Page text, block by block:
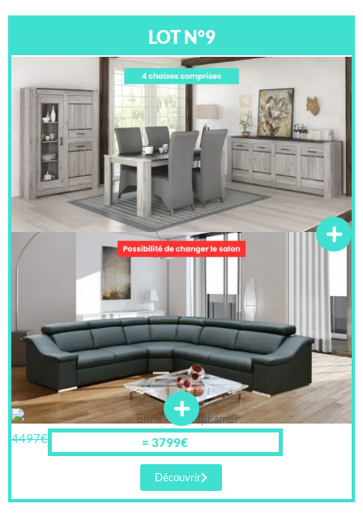
LOT N°9
4497€ = 3799€
Découvrir